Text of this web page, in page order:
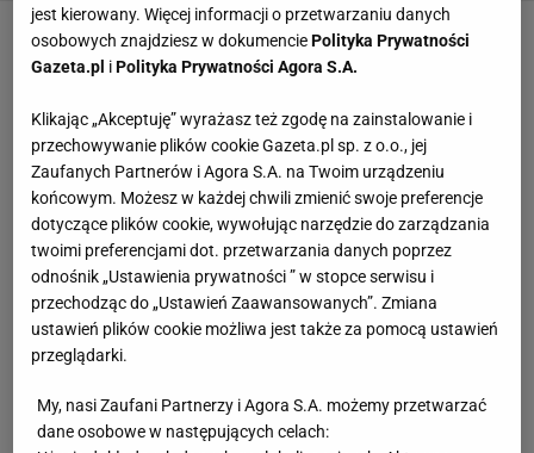
jest kierowany. Więcej informacji o przetwarzaniu danych
osobowych znajdziesz w dokumencie Polityka Prywatności
Gazeta.pl i Polityka Prywatności Agora S.A.
Klikając „Akceptuję” wyrażasz też zgodę na zainstalowanie i
przechowywanie plików cookie Gazeta.pl sp. z o.o., jej
Zaufanych Partnerów i Agora S.A. na Twoim urządzeniu
końcowym. Możesz w każdej chwili zmienić swoje preferencje
dotyczące plików cookie, wywołując narzędzie do zarządzania
twoimi preferencjami dot. przetwarzania danych poprzez
odnośnik „Ustawienia prywatności ” w stopce serwisu i
przechodząc do „Ustawień Zaawansowanych”. Zmiana
ustawień plików cookie możliwa jest także za pomocą ustawień
przeglądarki.
My, nasi Zaufani Partnerzy i Agora S.A. możemy przetwarzać
dane osobowe w następujących celach: